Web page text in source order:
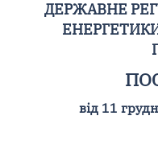
ДЕРЖАВНЕ
від 11